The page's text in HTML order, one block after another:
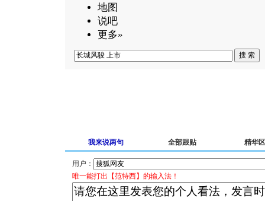
地图
说吧
更多»
我来说两句 全部跟贴 精华区
用户：
唯一能打出【范特西】的输入法！